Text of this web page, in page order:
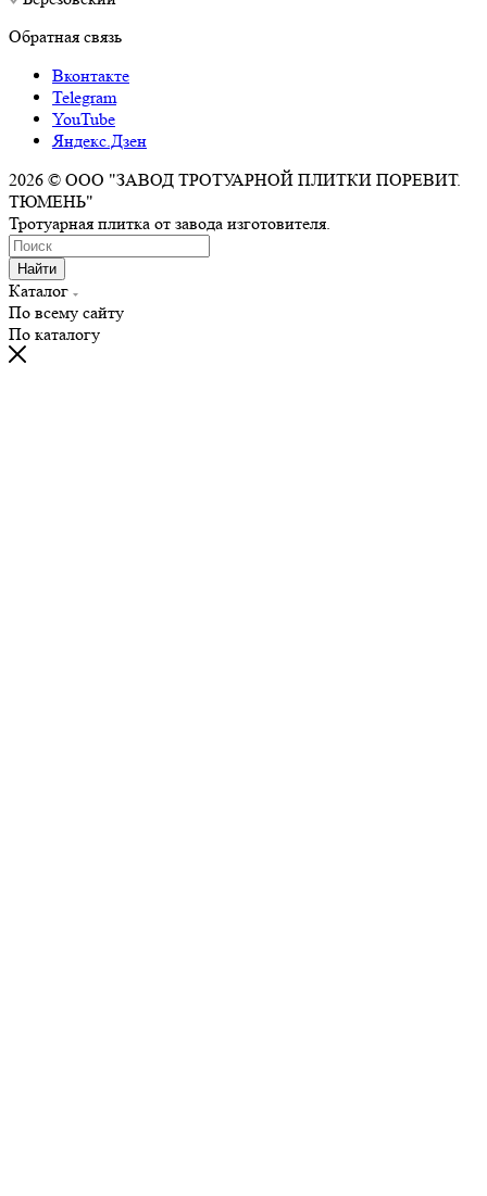
Обратная связь
Вконтакте
Telegram
YouTube
Яндекс.Дзен
2026 © ООО "ЗАВОД ТРОТУАРНОЙ ПЛИТКИ ПОРЕВИТ.
ТЮМЕНЬ"
Тротуарная плитка от завода изготовителя.
Найти
Каталог
По всему сайту
По каталогу